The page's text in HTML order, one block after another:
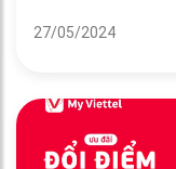
27/05/2024